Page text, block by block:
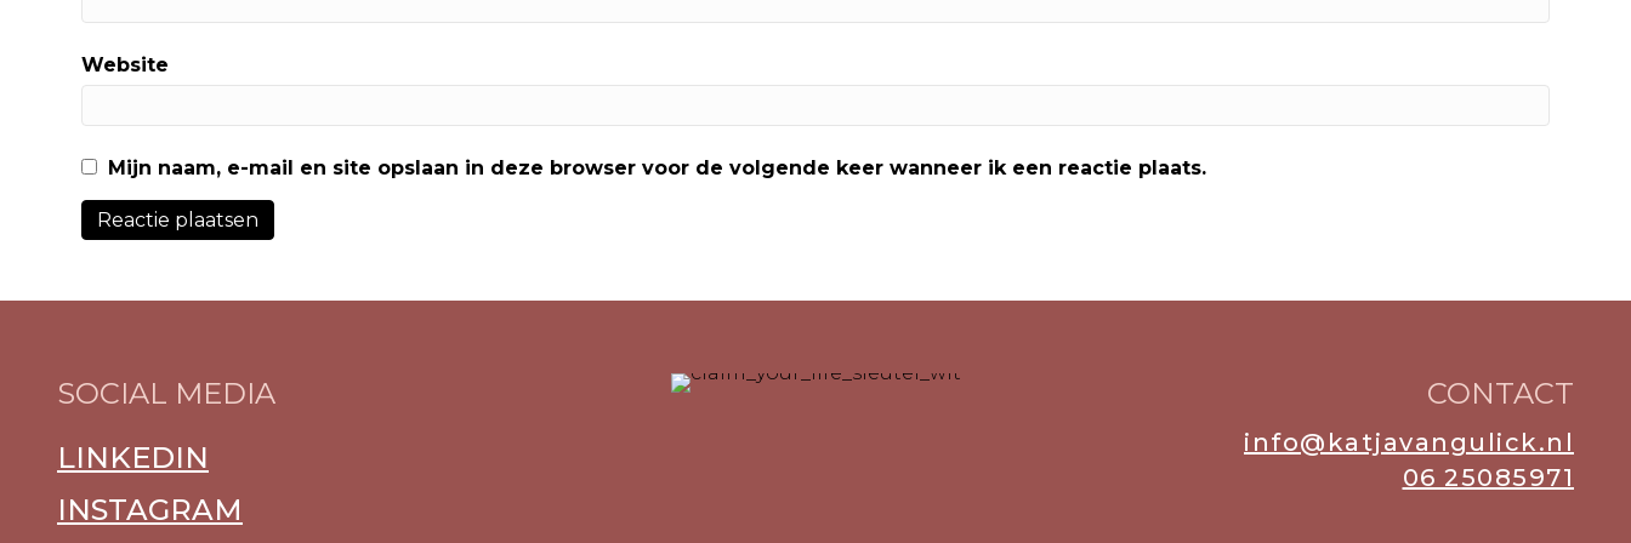
Website
Mijn naam, e-mail en site opslaan in deze browser voor de volgende keer wanneer ik een reactie plaats.
SOCIAL MEDIA
LINKEDIN
INSTAGRAM
CONTACT
info@katjavangulick.nl
06 25085971